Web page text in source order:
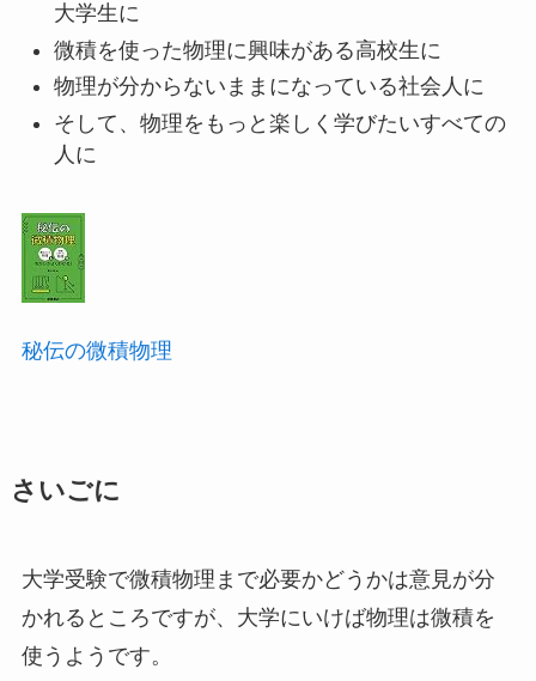
大学生に
微積を使った物理に興味がある高校生に
物理が分からないままになっている社会人に
そして、物理をもっと楽しく学びたいすべての
人に
秘伝の微積物理
さいごに
大学受験で微積物理まで必要かどうかは意見が分
かれるところですが、大学にいけば物理は微積を
使うようです。